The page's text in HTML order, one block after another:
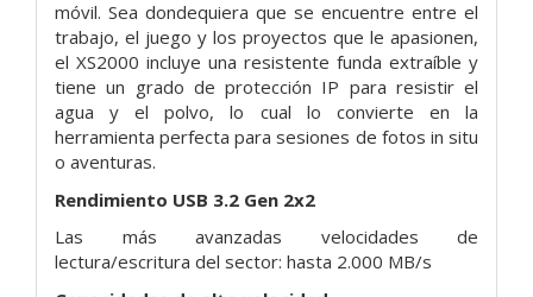
móvil. Sea dondequiera que se encuentre entre el
trabajo, el juego y los proyectos que le apasionen,
el XS2000 incluye una resistente funda extraíble y
tiene un grado de protección IP para resistir el
agua y el polvo, lo cual lo convierte en la
herramienta perfecta para sesiones de fotos in situ
o aventuras.
Rendimiento USB 3.2 Gen 2x2
Las más avanzadas velocidades de
lectura/escritura del sector: hasta 2.000 MB/s